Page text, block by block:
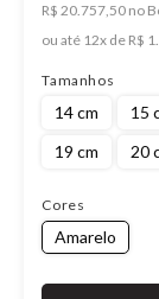
R$ 20.757,50 no
ou
12x de R$
Tamanhos
14 cm 15
19 cm
20
Cores
Amarelo